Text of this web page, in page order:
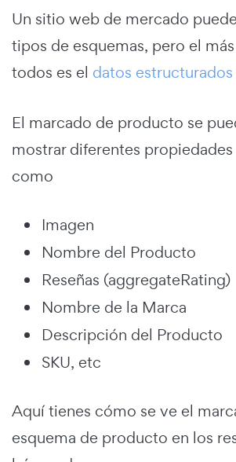
Un sitio web de mercado
tipos de esquemas, pero el
todos es el datos
El marcado de producto se
mostrar diferentes
como
Imagen
Nombre del Producto
Reseñas (aggregateRating)
Nombre de la Marca
Descripción del Producto
SKU, etc
Aquí tienes cómo se ve el
esquema de producto en los